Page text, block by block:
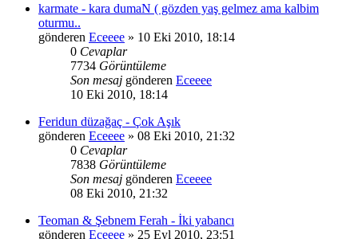
karmate - kara dumaN ( gözden yaş gelmez ama kalbim
oturmu..
gönderen Eceeee » 10 Eki 2010, 18:14
0 Cevaplar
7734 Görüntüleme
Son mesaj gönderen Eceeee
10 Eki 2010, 18:14
Feridun düzağaç - Çok Aşık
gönderen Eceeee » 08 Eki 2010, 21:32
0 Cevaplar
7838 Görüntüleme
Son mesaj gönderen Eceeee
08 Eki 2010, 21:32
Teoman & Şebnem Ferah - İki yabancı
gönderen Eceeee » 25 Eyl 2010, 23:51